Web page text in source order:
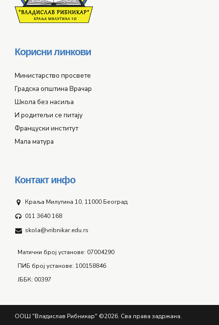
Корисни линкови
Министарство просвете
Градска општина Врачар
Школа без насиља
И родитељи се питају
Француски институт
Мала матура
Контакт инфо
Краља Милутина 10, 11000 Београд
011 3640 168
skola@vribnikar.edu.rs
Матични број установе: 07004290
ПИБ број установе: 100158846
ЈББК: 00397
ООШ "Владислав Рибникар" ©2026. Сва права задржана.